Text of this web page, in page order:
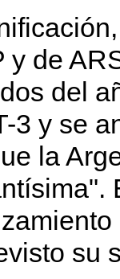
y de
del
3 y se
la
su